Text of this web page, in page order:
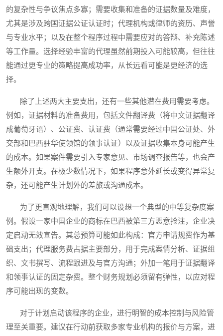
的复杂性与争议焦点多寡；需要收集和准备的证据数量及难度，
尤其是涉及跨国证据公证认证时；代理机构或律师的资历、声誉
与专业水平；以及在整个程序过程中需要应对的答辩、补充陈述
等工作量。选择经验丰富的代理虽然前期投入可能较高，但往往
能通过更专业的策略提高成功率，从长远看可能是更经济的选
择。
除了上述两大主要支出，还有一些其他潜在费用需要考虑。
例如，证据材料的准备费用，包括文件翻译费（将中文证据翻译
成葡萄牙语）、公证费、认证费（通常需要经过中国公证处、外
交部和巴西驻华使领馆的领事认证）以及证据收集本身可能产生
的成本。如果案件需要引入专家意见、市场调查报告等，也会产
生额外开支。在极少数情况下，如果程序意外延长或变得异常复
杂，还可能产生计划外的差旅或沟通成本。
为了更直观地理解，我们可以设想一个典型的中等复杂度案
例。假设一家中国企业的商标在巴西被第三方恶意抢注，企业决
定启动无效宣告。其总预算可能如此构成：官方申请规费作为基
础支出；代理服务费占据主要部分，用于完成案情分析、证据组
织、文书撰写、流程跟进及与官方沟通；外加一笔用于证据翻译
和领事认证的固定杂费。整个财务规划必须留有弹性，以应对程
序可能出现的变数。
对于计划启动该程序的企业，进行明智的成本控制与风险管
理至关重要。建议在行动前获取多家专业机构的报价与方案，进